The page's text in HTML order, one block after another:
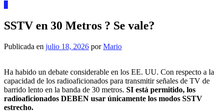
SSTV en 30 Metros ? Se vale?
Publicada en julio 18, 2026 porMario
Ha habido un debate considerable en los EE. UU. Con respecto a la
capacidad de los radioaficionados para transmitir señales de TV de
barrido lento en la banda de 30 metros. SI está permitido, los
radioaficionados DEBEN usar únicamente los modos SSTV
estrecho.